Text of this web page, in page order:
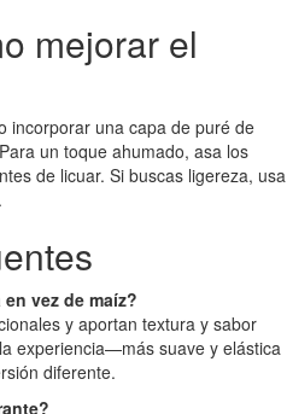
mejorar el
incorporar una capa de puré de
un toque ahumado, asa los
de licuar. Si buscas ligereza, usa
vez de maíz?
y aportan textura y sabor
experiencia—más suave y elástica
diferente.